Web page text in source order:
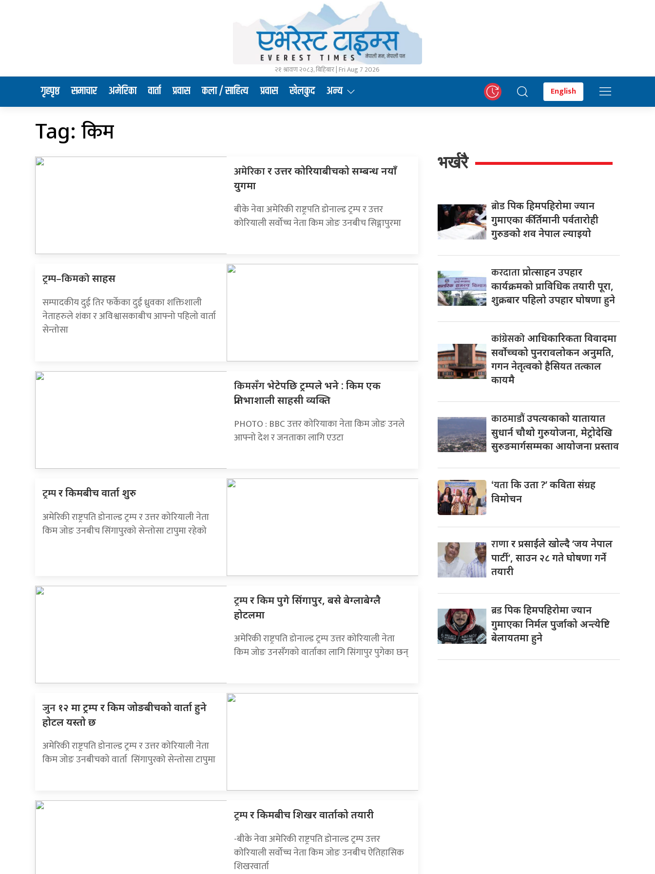
२१ श्रावण २०८३, बिहिबार | Fri Aug 7 2026
गृहपृष्ठ समाचार अमेरिका वार्ता प्रवास कला / साहित्य प्रवास खेलकुद अन्य English
Tag: किम
अमेरिकार उत्तर कोरियाबीचको सम्बन्ध नयाँ
युगमा
बीके नेवा अमेरिकी राष्ट्रपति डोनाल्ड ट्रम्प र उत्तर
कोरियाली सर्वोच्च नेता किम जोङ उनबीच सिङ्गापुरमा
ट्रम्प–किमकोसाहस
सम्पादकीय दुई तिर फर्केका दुई ध्रुवका शक्तिशाली
नेताहरुले शंका र अविश्वासकाबीच आफ्नो पहिलो वार्ता
सेन्तोसा
किमसँगभेटेपछि ट्रम्पले भने : किम एक
प्रतिभाशाली साहसी व्यक्ति
PHOTO : BBC उत्तर कोरियाका नेता किम जोङ उनले
आफ्नो देश र जनताका लागि एउटा
ट्रम्पर किमबीच वार्ता शुरु
अमेरिकी राष्ट्रपति डोनाल्ड ट्रम्प र उत्तर कोरियाली नेता
किम जोङ उनबीच सिंगापुरको सेन्तोसा टापुमा रहेको
ट्रम्पर किम पुगे सिंगापुर, बसे बेग्लाबेग्लै
होटलमा
अमेरिकी राष्ट्रपति डोनाल्ड ट्रम्प उत्तर कोरियाली नेता
किम जोङ उनसँगको वार्ताका लागि सि‌ंगापुर पुगेका छन्
जुन १२ मा ट्रम्प र किम जोङबीचको वार्ता हुने
होटल यस्तो छ
अमेरिकी राष्ट्रपति डोनाल्ड ट्रम्प र उत्तर कोरियाली नेता
किम जोङ उनबीचको वार्ता सिंगापुरको सेन्तोसा टापुमा
ट्रम्पर किमबीच शिखर वार्ताको तयारी
-बीके नेवा अमेरिकी राष्ट्रपति डोनाल्ड ट्रम्प उत्तर
कोरियाली सर्वोच्च नेता किम जोङ उनबीच ऐतिहासिक
शिखरवार्ता
भर्खरै
ब्रोडपिक हिमपहिरोमा ज्यान
गुमाएका कीर्तिमानी पर्वतारोही
गुरुङको शव नेपाल ल्याइयो
करदाताप्रोत्साहन उपहार
कार्यक्रमको प्राविधिक तयारी पूरा,
शुक्रबार पहिलो उपहार घोषणा हुने
कांग्रेसकोआधिकारिकता विवादमा
सर्वोच्चको पुनरावलोकन अनुमति,
गगन नेतृत्वको हैसियत तत्काल
कायमै
काठमाडौंउपत्यकाको यातायात
सुधार्न चौथो गुरुयोजना, मेट्रोदेखि
सुरुङमार्गसम्मका आयोजना प्रस्ताव
‘यताकि उता ?’ कविता संग्रह
विमोचन
राणार प्रसाईंले खोल्दै ‘जय नेपाल
पार्टी’, साउन २८ गते घोषणा गर्ने
तयारी
ब्रडपिक हिमपहिरोमा ज्यान
गुमाएका निर्मल पुर्जाको अन्त्येष्टि
बेलायतमा हुने